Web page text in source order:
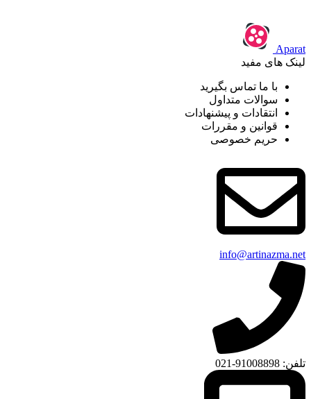
Aparat
لینک های مفید
با ما تماس بگیرید
سوالات متداول
انتقادات و پیشنهادات
قوانین و مقررات
حریم خصوصی
info@artinazma.net
تلفن: 91008898-021